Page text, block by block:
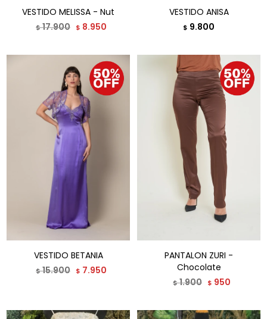
VESTIDO MELISSA - Nut
$17.900 $ 8.950
VESTIDO ANISA
$ 9.800
VESTIDO BETANIA
$15.900 $ 7.950
PANTALON ZURI -
Chocolate
$1.900 $ 950